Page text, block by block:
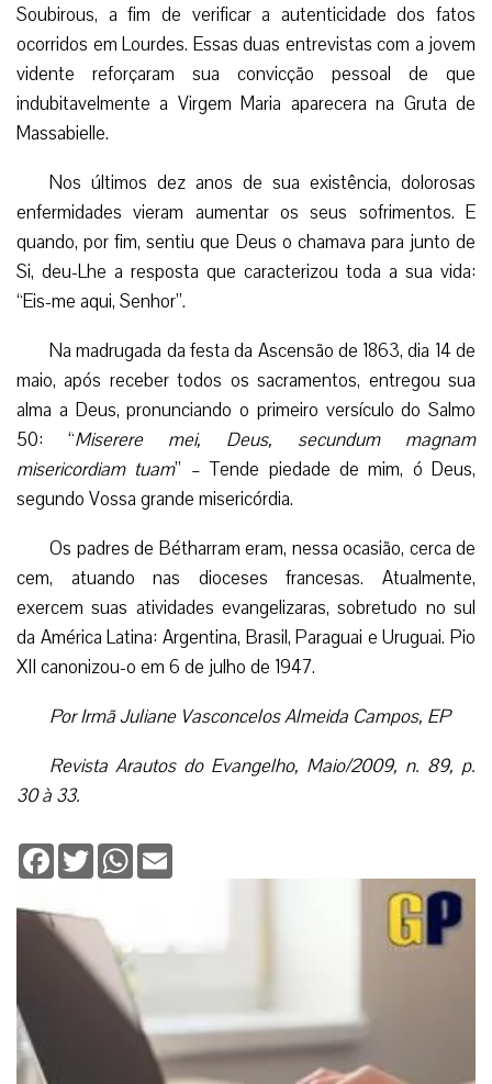
Soubirous, a fim de verificar a autenticidade dos fatos
ocorridos em Lourdes. Essas duas entrevistas com a jovem
vidente reforçaram sua convicção pessoal de que
indubitavelmente a Virgem Maria aparecera na Gruta de
Massabielle.
Nos últimos dez anos de sua existência, dolorosas
enfermidades vieram aumentar os seus sofrimentos. E
quando, por fim, sentiu que Deus o chamava para junto de
Si, deu-Lhe a resposta que caracterizou toda a sua vida:
“Eis-me aqui, Senhor”.
Na madrugada da festa da Ascensão de 1863, dia 14 de
maio, após receber todos os sacramentos, entregou sua
alma a Deus, pronunciando o primeiro versículo do Salmo
50: “Miserere mei, Deus, secundum magnam
misericordiam tuam” – Tende piedade de mim, ó Deus,
segundo Vossa grande misericórdia.
Os padres de Bétharram eram, nessa ocasião, cerca de
cem, atuando nas dioceses francesas. Atualmente,
exercem suas atividades evangelizaras, sobretudo no sul
da América Latina: Argentina, Brasil, Paraguai e Uruguai. Pio
XII canonizou-o em 6 de julho de 1947.
Por Irmã Juliane Vasconcelos Almeida Campos, EP
Revista Arautos do Evangelho, Maio/2009, n. 89, p.
30 à 33.
Facebook
TwitterWhatsApp